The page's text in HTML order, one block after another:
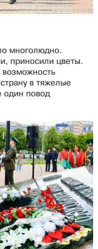
многолюдно.
приносили цветы.
возможность
в тяжелые
один повод